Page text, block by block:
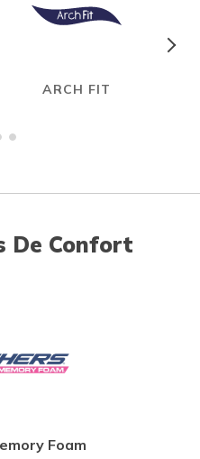
ARCH FIT
De Confort
Foam